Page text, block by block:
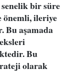
senelik bir süre
önemli, ileriye
Bu aşamada
Bu
olarak